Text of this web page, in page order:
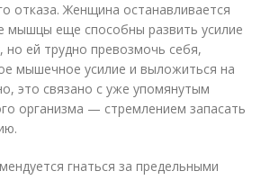
отказа. Женщина останавливается
мышцы еще способны развить усилие
но ей трудно превозмочь себя,
мышечное усилие и выложиться на
это связано с уже упомянутым
организма — стремлением запасать
гнаться за предельными